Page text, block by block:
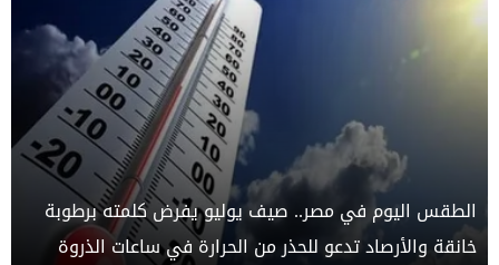
الطقس اليوم في مصر.. صيف يوليو يفرض كلمته برطوبة
خانقة والأرصاد تدعو للحذر من الحرارة في ساعات الذروة